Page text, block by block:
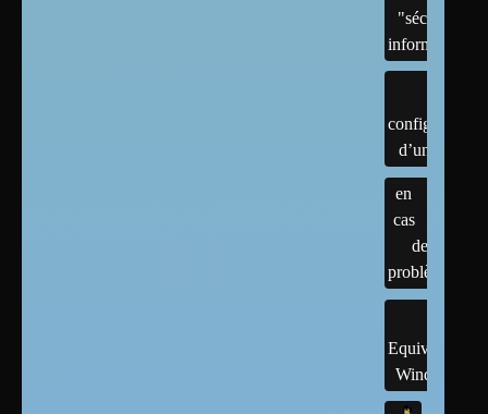
"sécurité"
informatique
configuration
d’un linux
en
cas
de
problème
Equivalents
Windows